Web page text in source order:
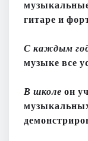
гитаре и
С каждым
музыке все
В школе он